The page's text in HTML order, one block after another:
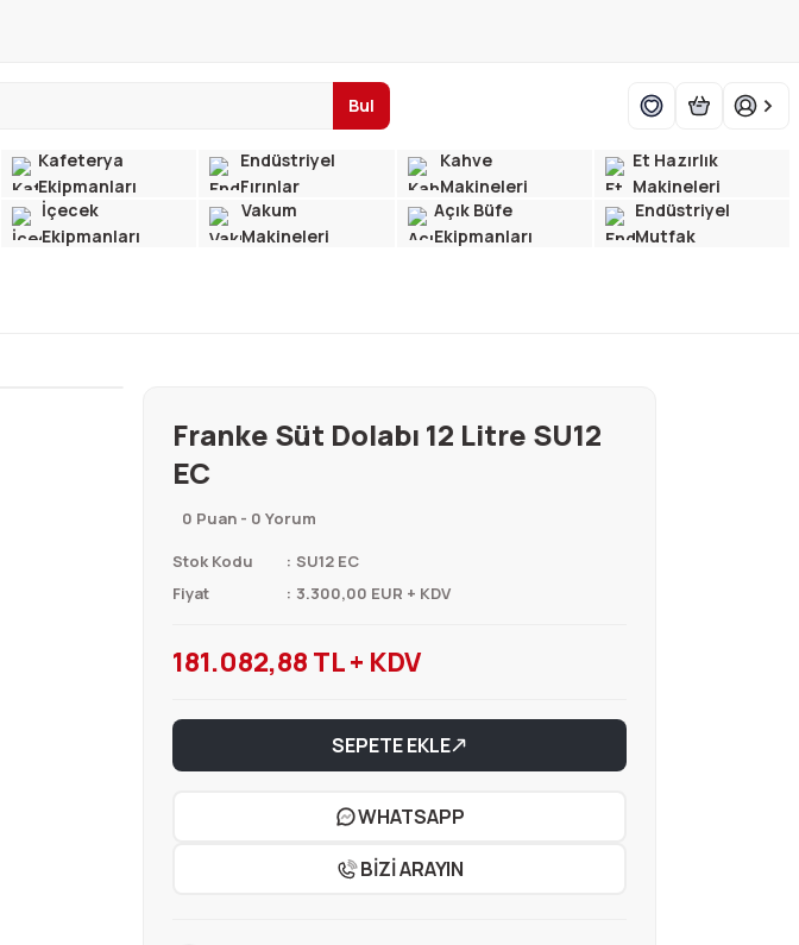
Bul
Kafeterya
Ekipmanları
Endüstriyel
Fırınlar
Kahve
Makineleri
Et Hazırlık
Makineleri
İçecek
Ekipmanları
Vakum
Makineleri
Açık Büfe
Ekipmanları
Endüstriyel
Mutfak
Franke Süt Dolabı 12 Litre SU12
EC
0 Puan - 0 Yorum
Stok Kodu
SU12 EC
Fiyat
3.300,00 EUR + KDV
181.082,88 TL + KDV
SEPETE EKLE
WHATSAPP
BİZİ ARAYIN